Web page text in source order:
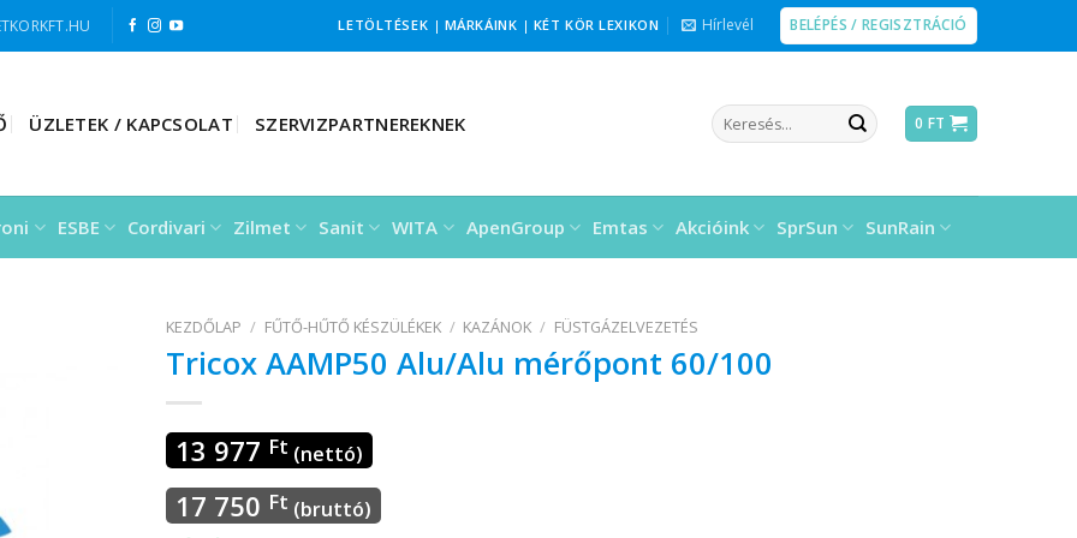
LETÖLTÉSEK | MÁRKÁINK | KÉT KÖR LEXIKON Hírlevél BELÉPÉS / REGISZTRÁCIÓ
ÜZLETEK / KAPCSOLAT SZERVIZPARTNEREKNEK
Keresés
a
0 FT
ESBE Cordivari Zilmet Sanit WITA ApenGroup Emtas Akcióink SprSun SunRain
KEZDŐLAP / FŰTŐ-HŰTŐ KÉSZÜLÉKEK / KAZÁNOK / FÜSTGÁZELVEZETÉS
Tricox AAMP50 Alu/Alu mérőpont 60/100
13 977 Ft (nettó)
17 750 Ft (bruttó)